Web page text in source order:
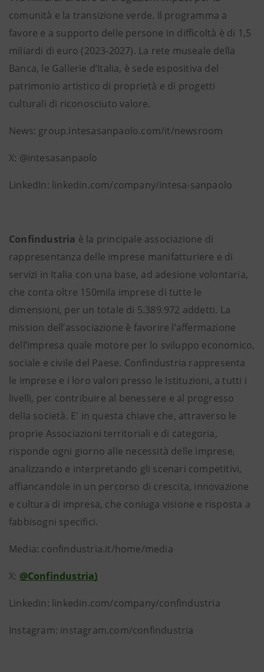
comunità e la transizione verde. Il programma a
favore e a supporto delle persone in difficoltà è di 1,5
miliardi di euro (2023-2027). La rete museale della
Banca, le Gallerie d’Italia, è sede espositiva del
patrimonio artistico di proprietà e di progetti
culturali di riconosciuto valore.
News: group.intesasanpaolo.com/it/newsroom
X: @intesasanpaolo
LinkedIn: linkedin.com/company/intesa-sanpaolo
Confindustria è la principale associazione di
rappresentanza delle imprese manifatturiere e di
servizi in Italia con una base, ad adesione volontaria,
che conta oltre 150mila imprese di tutte le
dimensioni, per un totale di 5.389.972 addetti. La
mission dell’associazione è favorire l’affermazione
dell’impresa quale motore per lo sviluppo economico,
sociale e civile del Paese. Confindustria rappresenta
le imprese e i loro valori presso le Istituzioni, a tutti i
livelli, per contribuire al benessere e al progresso
della società. E' in questa chiave che, attraverso le
proprie Associazioni territoriali e di categoria,
risponde ogni giorno alle necessità delle imprese,
analizzando e interpretando gli scenari competitivi,
affiancandole in un percorso di crescita, innovazione
e cultura di impresa, che coniuga visione e risposta a
fabbisogni specifici.
Media: confindustria.it/home/media
X: @Confindustria)
Linkedin: linkedin.com/company/confindustria
Instagram: instagram.com/confindustria